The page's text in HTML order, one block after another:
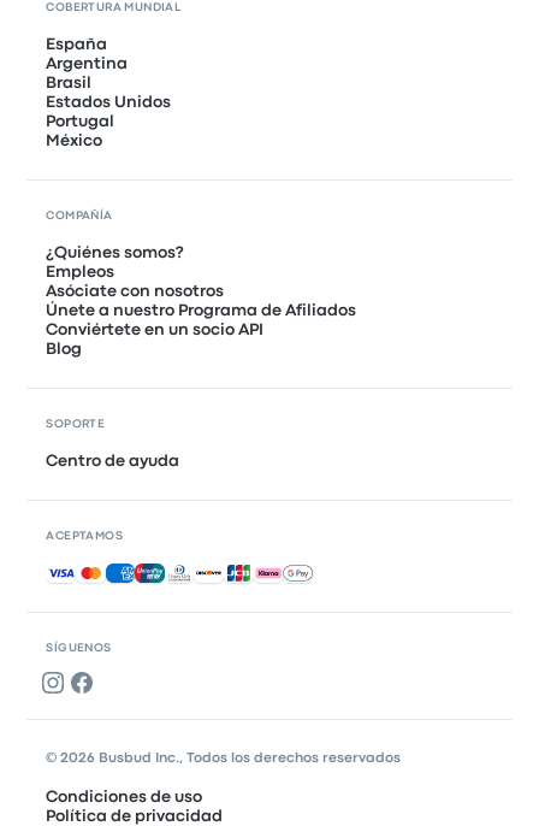
SÍGUENOS
COBERTURA MUNDIAL
España
Argentina
Brasil
Estados Unidos
Portugal
México
COMPAÑÍA
¿Quiénes somos?
Empleos
Asóciate con nosotros
Únete a nuestro Programa de Afiliados
Conviértete en un socio API
Blog
SOPORTE
Centro de ayuda
ACEPTAMOS
Pagos aceptados
© 2026 Busbud Inc., Todos los derechos reservados
Condiciones de uso
Política de privacidad